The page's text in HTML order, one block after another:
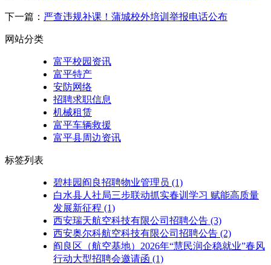
下一篇： 严查违规补课！蒲城校外培训举报电话公布
网站分类
富平校园资讯
富平特产
安防网络
招聘求职信息
机械租赁
富平车辆救援
富平县周边资讯
标签列表
碧桂园阎良招聘物业管理员 (1)
白水县人社局三步联动抓实春训学习 赋能高质量
发展新征程 (1)
西安瑞天航空科技有限公司招聘公告 (3)
西安奥尔科航空科技有限公司招聘公告 (2)
阎良区（航空基地）2026年“慧民润企稳就业”春风
行动大型招聘会邀请函 (1)